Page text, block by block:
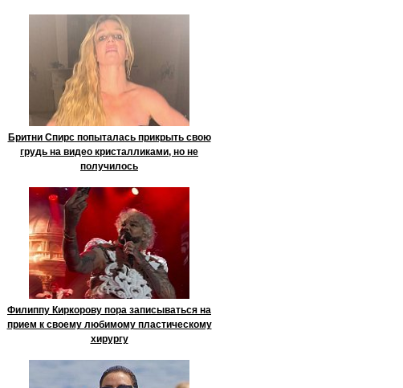
Бритни Спирс попыталась прикрыть свою
грудь на видео кристалликами, но не
получилось
Филиппу Киркорову пора записываться на
прием к своему любимому пластическому
хирургу